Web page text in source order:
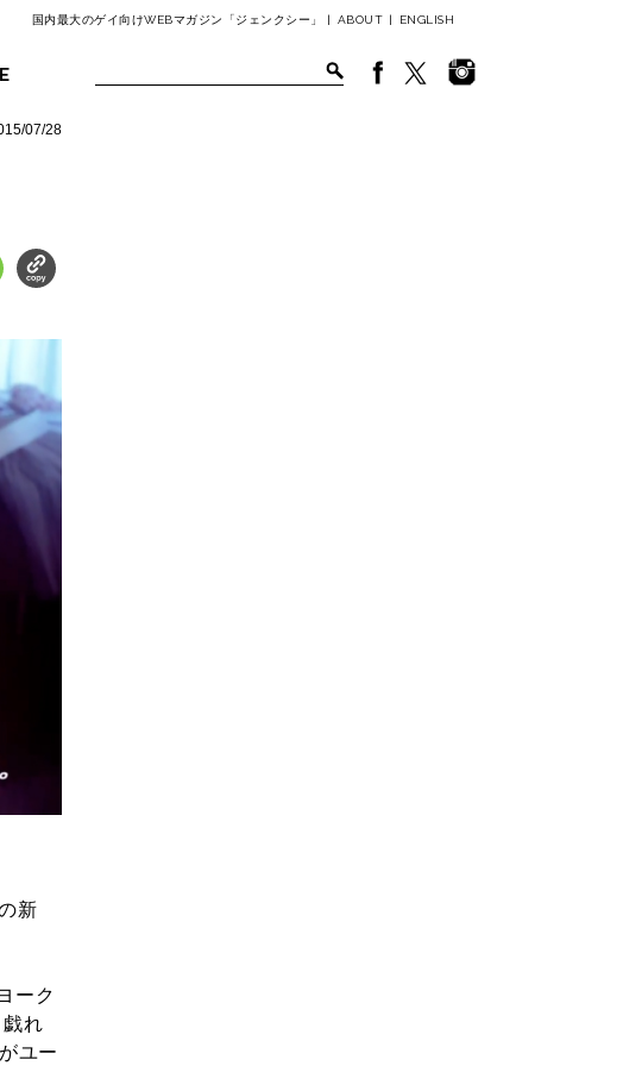
国内最大のゲイ向けWEBマガジン「ジェンクシー」 | ABOUT | ENGLISH
07/28
新
ーク
れ
ユー